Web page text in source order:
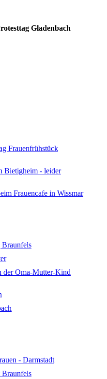
Gladenbach
Frauenfrühstück
Bietigheim - leider
Frauencafe in Wissmar
Braunfels
der Oma-Mutter-Kind
- Darmstadt
Braunfels